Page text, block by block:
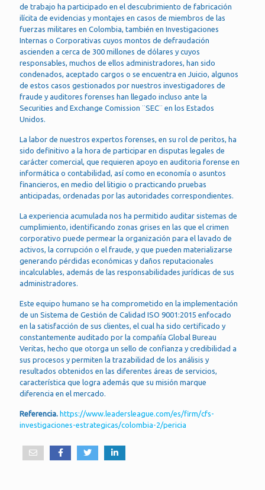
de trabajo ha participado en el descubrimiento de fabricación
ilícita de evidencias y montajes en casos de miembros de las
fuerzas militares en Colombia, también en Investigaciones
Internas o Corporativas cuyos montos de defraudación
ascienden a cerca de 300 millones de dólares y cuyos
responsables, muchos de ellos administradores, han sido
condenados, aceptado cargos o se encuentra en Juicio, algunos
de estos casos gestionados por nuestros investigadores de
fraude y auditores forenses han llegado incluso ante la
Securities and Exchange Comission ¨SEC¨ en los Estados
Unidos.
La labor de nuestros expertos forenses, en su rol de peritos, ha
sido definitivo a la hora de participar en disputas legales de
carácter comercial, que requieren apoyo en auditoria forense en
informática o contabilidad, así como en economía o asuntos
financieros, en medio del litigio o practicando pruebas
anticipadas, ordenadas por las autoridades correspondientes.
La experiencia acumulada nos ha permitido auditar sistemas de
cumplimiento, identificando zonas grises en las que el crimen
corporativo puede permear la organización para el lavado de
activos, la corrupción o el fraude, y que pueden materializarse
generando pérdidas económicas y daños reputacionales
incalculables, además de las responsabilidades jurídicas de sus
administradores.
Este equipo humano se ha comprometido en la implementación
de un Sistema de Gestión de Calidad ISO 9001:2015 enfocado
en la satisfacción de sus clientes, el cual ha sido certificado y
constantemente auditado por la compañía Global Bureau
Veritas, hecho que otorga un sello de confianza y credibilidad a
sus procesos y permiten la trazabilidad de los análisis y
resultados obtenidos en las diferentes áreas de servicios,
característica que logra además que su misión marque
diferencia en el mercado.
Referencia. https://www.leadersleague.com/es/firm/cfs-
investigaciones-estrategicas/colombia-2/pericia